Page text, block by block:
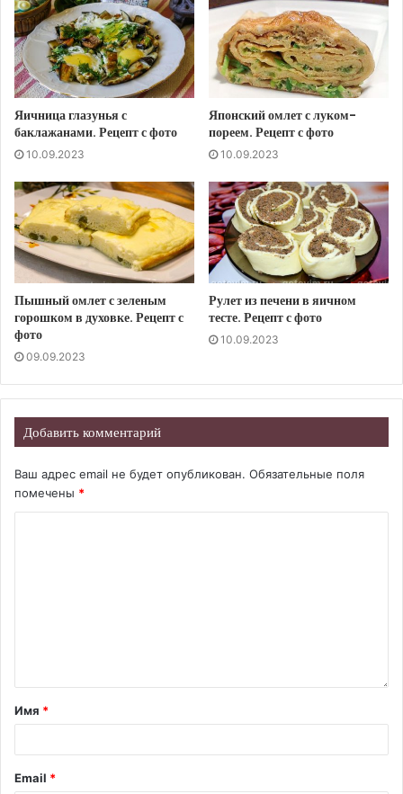
Яичница глазунья с
баклажанами. Рецепт с фото
10.09.2023
Японский омлет с луком-
пореем. Рецепт с фото
10.09.2023
Пышный омлет с зеленым
горошком в духовке. Рецепт с
фото
09.09.2023
Рулет из печени в яичном
тесте. Рецепт с фото
10.09.2023
Добавить комментарий
Ваш адрес email не будет опубликован. Обязательные поля
помечены *
Имя *
Email *